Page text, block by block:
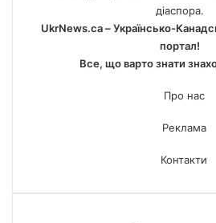
діаспора.
UkrNews.ca – Українсько-
портал!
Все, що варто знати
Про нас
Реклама
Контакти